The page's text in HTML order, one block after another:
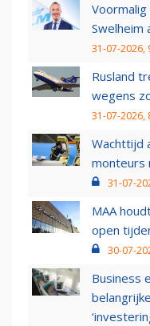
Swelheim
31-07-2026,
Rusland
wegens
31-07-2026,
Wachttijd
monteurs
31-07-
MAA
open
30-07-
Business